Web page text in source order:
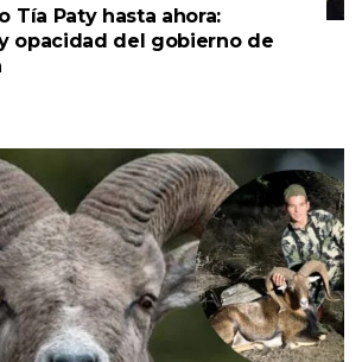
Tía Paty hasta ahora:
opacidad del gobierno de